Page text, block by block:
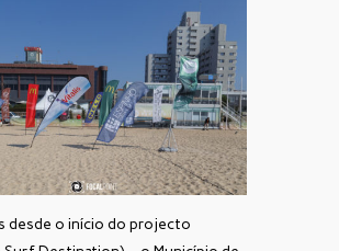
desde o início do projecto